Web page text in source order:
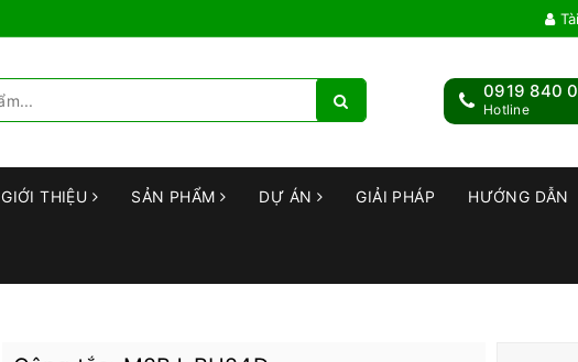
0919 840
Hotline
GIỚI THIỆU SẢN PHẨM DỰ ÁN GIẢI PHÁP HƯỚNG DẪN